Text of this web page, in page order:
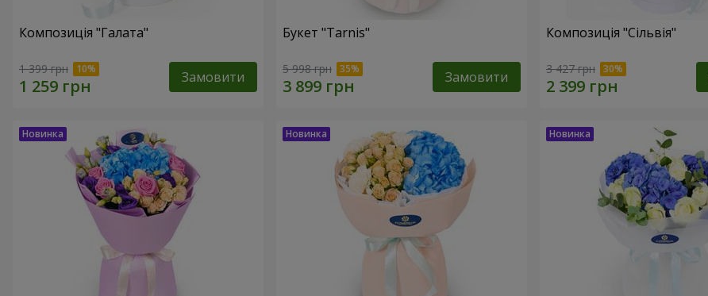
Композиція "Галата"
1 399 грн Замовити
Букет "Tarnis"
5 998 грн Замовити
Композиція "Сільвія"
3 427 грн